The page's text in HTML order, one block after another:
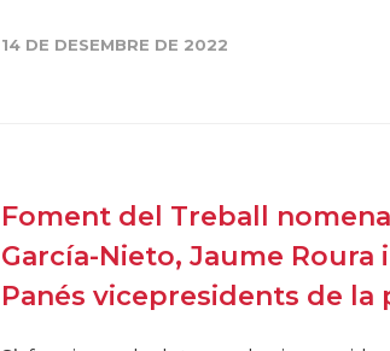
14 DE DESEMBRE DE 2022
Foment del Treball
García-Nieto, Jaume Roura
Panés vicepresidents de la